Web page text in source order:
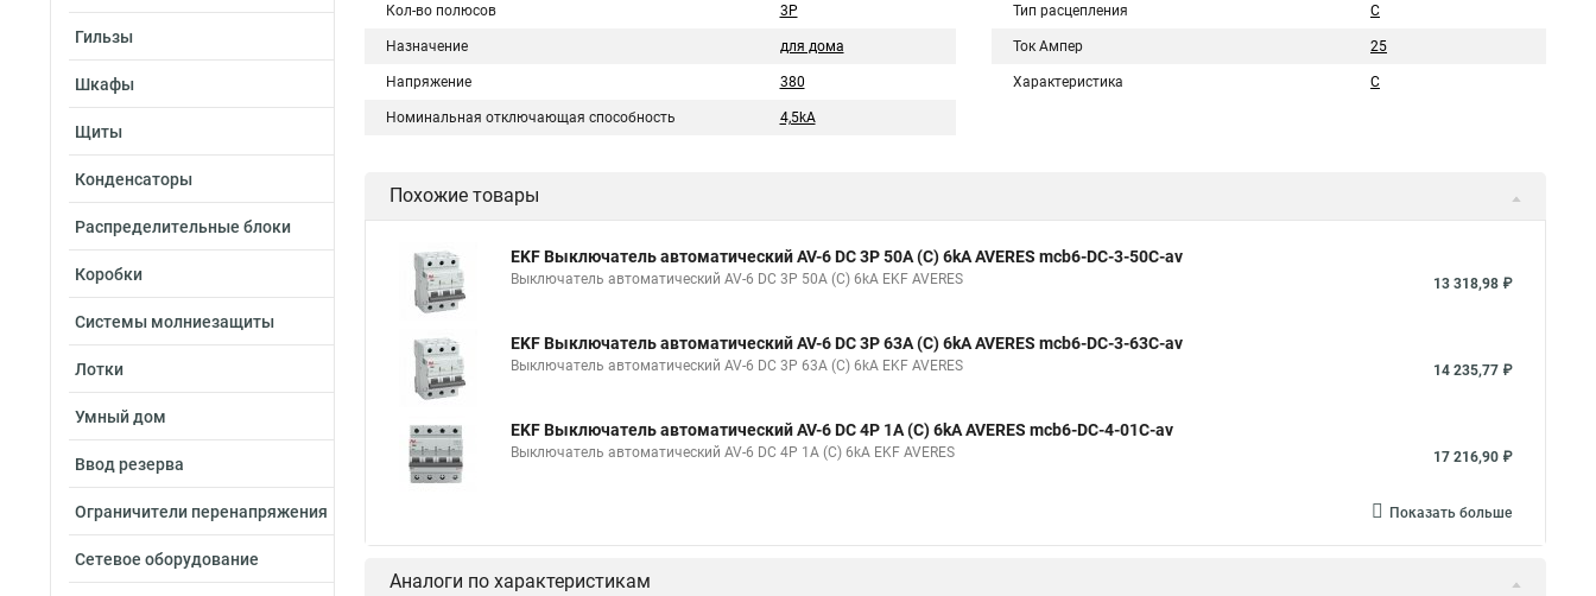
Гильзы
Шкафы
Щиты
Конденсаторы
Распределительные блоки
Коробки
Системы молниезащиты
Лотки
Умный дом
Ввод резерва
Ограничители перенапряжения
Сетевое оборудование
Кол-во полюсов 3P
Назначение для дома
Напряжение 380
Номинальная отключающая способность 4,5kA
Тип расцепления C
Ток Ампер 25
Характеристика C
Похожие товары
EKF Выключатель автоматический AV-6 DC 3P 50A (C) 6kA AVERES mcb6-DC-3-50C-av
Выключатель автоматический AV-6 DC 3P 50A (C) 6kA EKF AVERES 13 318,98 ₽
EKF Выключатель автоматический AV-6 DC 3P 63A (C) 6kA AVERES mcb6-DC-3-63C-av
Выключатель автоматический AV-6 DC 3P 63A (C) 6kA EKF AVERES 14 235,77 ₽
EKF Выключатель автоматический AV-6 DC 4P 1A (C) 6kA AVERES mcb6-DC-4-01C-av
Выключатель автоматический AV-6 DC 4P 1A (C) 6kA EKF AVERES 17 216,90 ₽
Показать больше
Аналоги по характеристикам